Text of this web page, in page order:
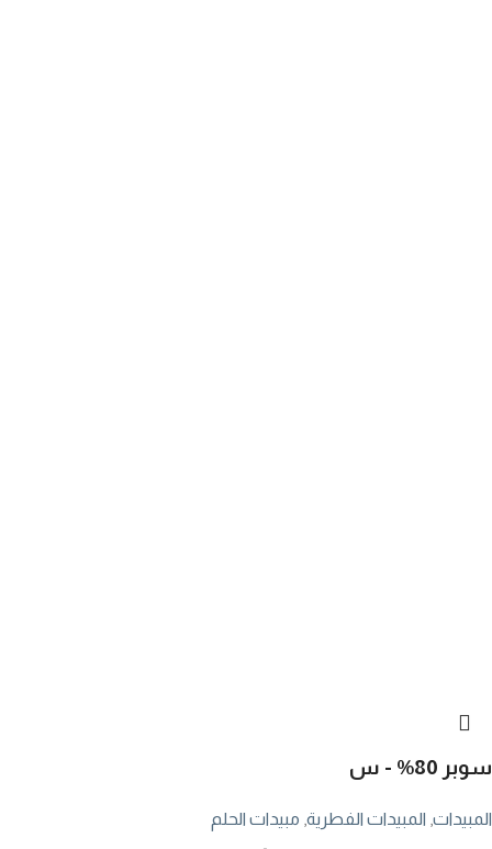
سوبر 80% - س
المبيدات المبيدات الفطرية مبيدات الحلم